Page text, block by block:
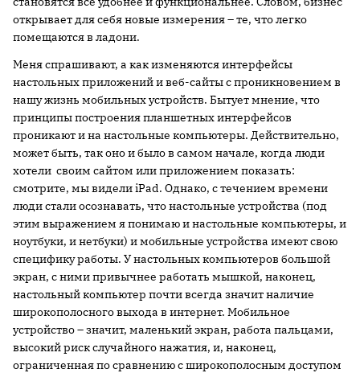
открывает для себя новые измерения – те, что легко
помещаются в ладони.
Меня спрашивают, а как изменяются интерфейсы
настольных приложений и веб-сайты с проникновением в
нашу жизнь мобильных устройств. Бытует мнение, что
принципы построения планшетных интерфейсов
проникают и на настольные компьютеры. Действительно,
может быть, так оно и было в самом начале, когда люди
хотели своим сайтом или приложением показать:
смотрите, мы видели iPad. Однако, с течением времени
люди стали осознавать, что настольные устройства (под
этим выражением я понимаю и настольные компьютеры, и
ноутбуки, и нетбуки) и мобильные устройства имеют свою
специфику работы. У настольных компьютеров большой
экран, с ними привычнее работать мышкой, наконец,
настольный компьютер почти всегда значит наличие
широкополосного выхода в интернет. Мобильное
устройство – значит, маленький экран, работа пальцами,
высокий риск случайного нажатия, и, наконец,
ограниченная по сравнению с широкополосным доступом